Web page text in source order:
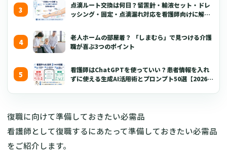
点滴ルート交換は何日？留置針・輸液セット・ドレ
ッシング・固定・点滴漏れ対応を看護師向けに解説
老人ホームの部屋着？ 「しまむら」で見つける介護
職が喜ぶ3つのポイント
看護師はChatGPTを使っていい？患者情報を入れ
ずに使える生成AI活用術とプロンプト50選【2026年
復職に向けて準備しておきたい必需品
看護師として復職するにあたって準備しておきたい必需品
をご紹介します。